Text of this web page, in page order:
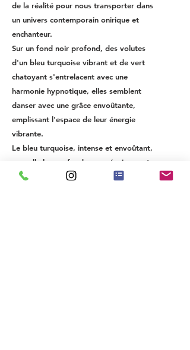
de la réalité pour nous transporter dans
un univers contemporain onirique et
enchanteur.
Sur un fond noir profond, des volutes
d'un bleu turquoise vibrant et de vert
chatoyant s'entrelacent avec une
harmonie hypnotique, elles semblent
danser avec une grâce envoûtante,
emplissant l'espace de leur énergie
vibrante.
Le bleu turquoise, intense et envoûtant,
rappelle les profondeurs océaniques et
les lagons paradisiaques. Le vert, quant